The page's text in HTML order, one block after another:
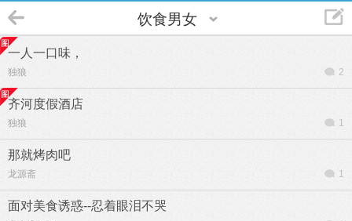
饮食男女
一人一口味，
独狼 2
齐河度假酒店
独狼 1
那就烤肉吧
龙源斋 1
面对美食诱惑--忍着眼泪不哭